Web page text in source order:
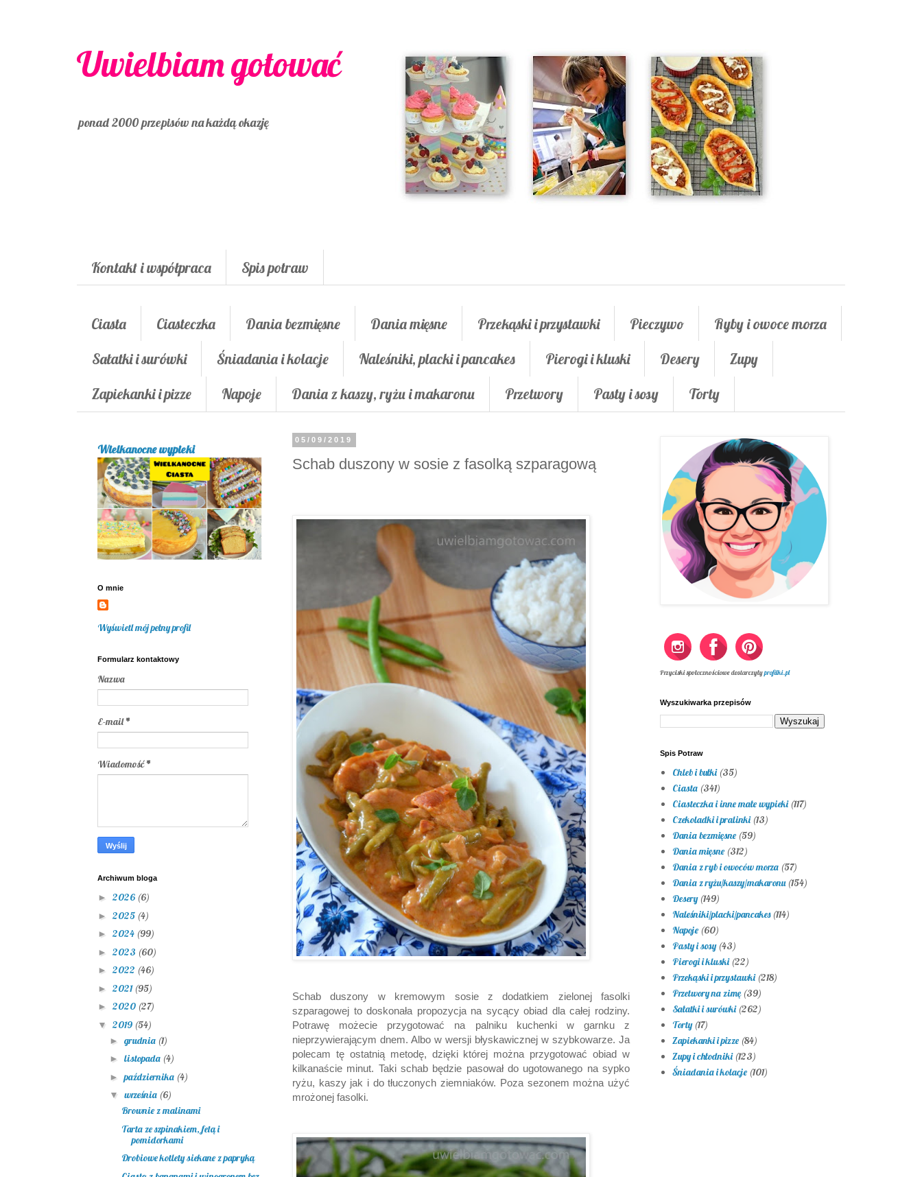
Uwielbiam gotować
ponad 2000 przepisów na każdą okazję
Kontakt i współpraca Spis potraw
Ciasta Ciasteczka Dania bezmięsne Dania mięsne Przekąski i przystawki Pieczywo
Ryby i owoce morza
Sałatki i surówki
Śniadania i kolacje Naleśniki, placki i pancakes Pierogi i kluski Desery
Zupy
Zapiekanki i pizze
Napoje Dania z kaszy, ryżu i makaronu Przetwory Pasty i sosy Torty
05/09/2019
Schab duszony w sosie z fasolką szparagową
Schab duszony w kremowym sosie z dodatkiem zielonej fasolki
szparagowej to doskonała propozycja na sycący obiad dla całej rodziny.
Potrawę możecie przygotować na palniku kuchenki w garnku z
nieprzywierającym dnem. Albo w wersji błyskawicznej w szybkowarze. Ja
polecam tę ostatnią metodę, dzięki której można przygotować obiad w
kilkanaście minut. Taki schab będzie pasował do ugotowanego na sypko
ryżu, kaszy jak i do tłuczonych ziemniaków. Poza sezonem można użyć
mrożonej fasolki.
Wielkanocne wypieki
O mnie
Wyświetl mój pełny profil
Formularz kontaktowy
Nazwa
E-mail*
Wiadomość*
Archiwum bloga
► 2026 (6)
► 2025 (4)
► 2024 (99)
► 2023 (60)
► 2022 (46)
► 2021 (95)
► 2020 (27)
▼ 2019 (54)
► grudnia (1)
► listopada (4)
►października (4)
▼ września (6)
Brownie z malinami
Tarta ze szpinakiem, fetą i
pomidorkami
Drobiowe kotlety siekane z papryką
Przyciski społecznościowe dostarczyłyprofilki.pl
Wyszukiwarka przepisów
Spis Potraw
Chleb i bułki (35)
Ciasta (341)
Ciasteczka i inne małe wypieki (117)
Czekoladki i pralinki (13)
Dania bezmięsne (59)
Dania mięsne (312)
Dania z ryb i owoców morza (57)
Dania z ryżu/kaszy/makaronu (154)
Desery (149)
Naleśniki/placki/pancakes (114)
Napoje (60)
Pasty i sosy (43)
Pierogi i kluski (22)
Przekąski i przystawki (218)
Przetwory na zimę (39)
Sałatki i surówki (262)
Torty (17)
Zapiekanki i pizze (84)
Zupy i chłodniki (123)
Śniadania i kolacje (101)